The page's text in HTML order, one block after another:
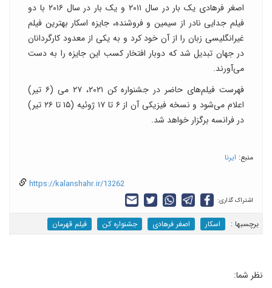
اصغر فرهادی یک بار در سال ۲۰۱۱ و یک بار در سال ۲۰۱۶ با دو
فیلم جدایی نادر از سیمین و فروشنده، جایزه اسکار بهترین فیلم
غیرانگلیسی زبان را از آن خود کرد و به یکی از معدود کارگردانان
در جهان تبدیل شد که دوبار افتخار کسب این جایزه را به دست
می‌آورند.
فهرست فیلم‌های حاضر در جشنواره کن ۲۰۲۱، ٢٧ می (۶ تیر)
اعلام می‌شود و نسخه فیزیکی آن از ۶ تا ۱۷ ژوئیه (۱۵ تا ۲۶ تیر)
در فرانسه برگزار خواهد شد.
منبع: ایرنا
https://kalanshahr.ir/13262
اشتراک گذاری:
برچسب‎ها : اسکار اصغر فرهادی جشنواره کن فیلم قهرمان
نظر شما: